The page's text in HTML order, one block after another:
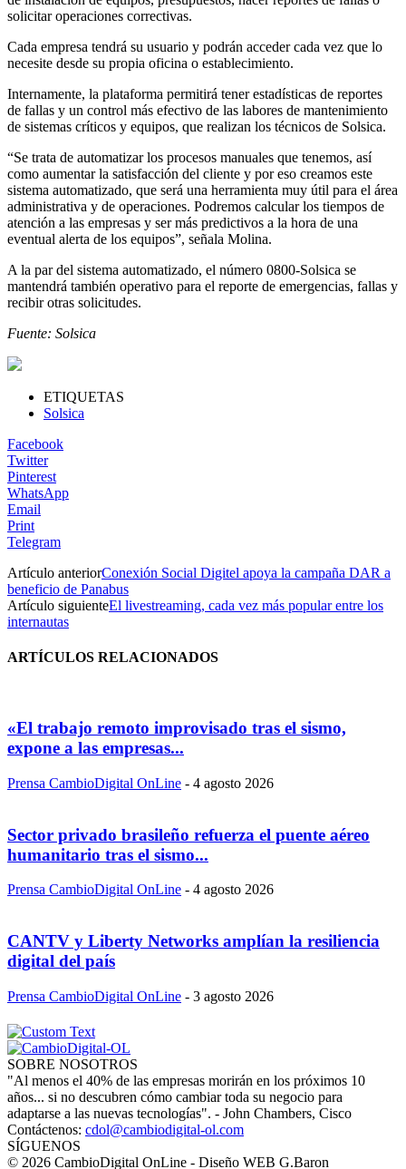
solicitar operaciones correctivas.
Cada empresa tendrá su usuario y podrán acceder cada vez que lo
necesite desde su propia oficina o establecimiento.
Internamente, la plataforma permitirá tener estadísticas de reportes
de fallas y un control más efectivo de las labores de mantenimiento
de sistemas críticos y equipos, que realizan los técnicos de Solsica.
“Se trata de automatizar los procesos manuales que tenemos, así
como aumentar la satisfacción del cliente y por eso creamos este
sistema automatizado, que será una herramienta muy útil para el área
administrativa y de operaciones. Podremos calcular los tiempos de
atención a las empresas y ser más predictivos a la hora de una
eventual alerta de los equipos”, señala Molina.
A la par del sistema automatizado, el número 0800-Solsica se
mantendrá también operativo para el reporte de emergencias, fallas y
recibir otras solicitudes.
Fuente: Solsica
ETIQUETAS
Solsica
Facebook
Twitter
Pinterest
WhatsApp
Email
Print
Telegram
Artículo anteriorConexión Social Digitel apoya la campaña DAR a
beneficio de Panabus
Artículo siguienteEl livestreaming, cada vez más popular entre los
internautas
ARTÍCULOS RELACIONADOS
«El trabajo remoto improvisado tras el sismo,
expone a las empresas...
Prensa CambioDigital OnLine - 4 agosto 2026
Sector privado brasileño refuerza el puente aéreo
humanitario tras el sismo...
Prensa CambioDigital OnLine - 4 agosto 2026
CANTV y Liberty Networks amplían la resiliencia
digital del país
Prensa CambioDigital OnLine - 3 agosto 2026
SOBRE NOSOTROS
"Al menos el 40% de las empresas morirán en los próximos 10
años... si no descubren cómo cambiar toda su negocio para
adaptarse a las nuevas tecnologías". - John Chambers, Cisco
Contáctenos: cdol@cambiodigital-ol.com
SÍGUENOS
© 2026 CambioDigital OnLine - Diseño WEB G.Baron